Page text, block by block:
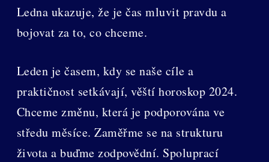
Ledna ukazuje, že je čas mluvit pravdu a
bojovat za to, co chceme.
Leden je časem, kdy se naše cíle a
praktičnost setkávají, věští horoskop 2024.
Chceme změnu, která je podporována ve
středu měsíce. Zaměřme se na strukturu
života a buďme zodpovědní. Spoluprací